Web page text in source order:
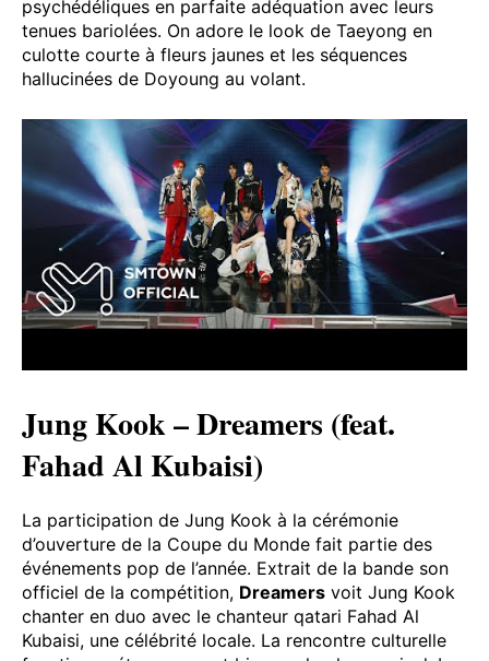
psychédéliques en parfaite adéquation avec leurs
tenues bariolées. On adore le look de Taeyong en
culotte courte à fleurs jaunes et les séquences
hallucinées de Doyoung au volant.
Jung Kook – Dreamers (feat.
Fahad Al Kubaisi)
La participation de Jung Kook à la cérémonie
d’ouverture de la Coupe du Monde fait partie des
événements pop de l’année. Extrait de la bande son
officiel de la compétition, Dreamers voit Jung Kook
chanter en duo avec le chanteur qatari Fahad Al
Kubaisi, une célébrité locale. La rencontre culturelle